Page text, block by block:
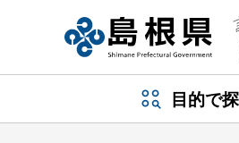
目的で